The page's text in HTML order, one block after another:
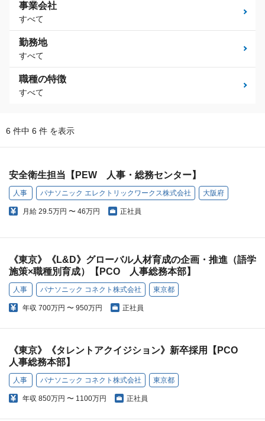
事業会社
すべて
勤務地
すべて
職種の特徴
すべて
6 件中 6 件 を表示
安全衛生担当【PEW 人事・総務センター】
人事 パナソニック エレクトリックワークス株式会社 大阪府
月給 29.5万円 〜 46万円 正社員
《東京》《L&D》グローバル人材育成の企画・推進（語学
施策×職種別育成）【PCO 人事総務本部】
人事 パナソニック コネクト株式会社 東京都
年収 700万円 〜 950万円 正社員
《東京》《タレントアクイジション》新卒採用【PCO
人事総務本部】
人事 パナソニック コネクト株式会社 東京都
年収 850万円 〜 1100万円 正社員